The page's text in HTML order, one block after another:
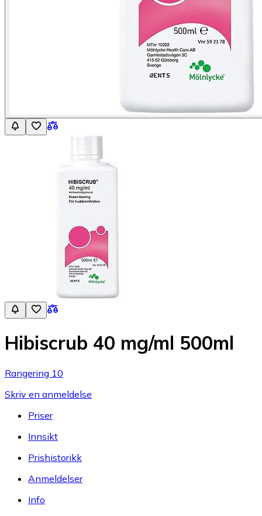
Hibiscrub 40 mg/ml 500ml
Rangering 10
Skriv en anmeldelse
Priser
Innsikt
Prishistorikk
Anmeldelser
Info